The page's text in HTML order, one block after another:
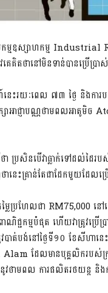
មឧស្សាហកម្ម Industrial
ថានៅមិនទាន់បានប្រើប្រាស់​
េះរយៈពេល ៧៣ ថ្ងៃ និងកា
ាអាជ្ញាបណ្ណ​ថាមពល​​អាតូ
ា ប្រសិនបើវាធ្លាក់ទៅដល់ដៃរ
ះគ្រាន់តែជាដែក​មួយដែលប្
ម្លៃប្រហែលជា​ RM75,000
ជកម្ម​បំផុត ហើយវាត្រូវប្រើប្រ
ាត់បង់នៅថ្ងៃទី​១០ ខែសីហានេ
ដែលមានបុគ្គលិករបស់ក្រុ
នូវថាមពល ការផលិតរថយន្ត និ